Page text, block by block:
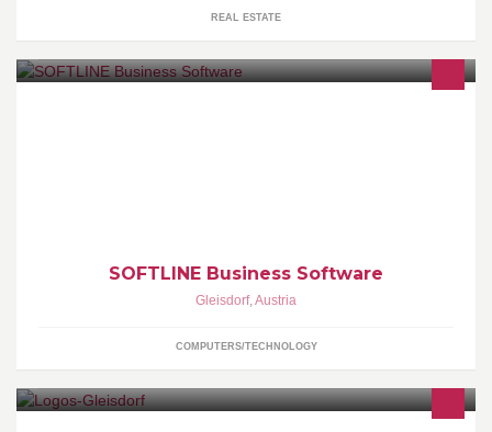
REAL ESTATE
SOFTLINE Business Software
Gleisdorf,Austria
COMPUTERS/TECHNOLOGY